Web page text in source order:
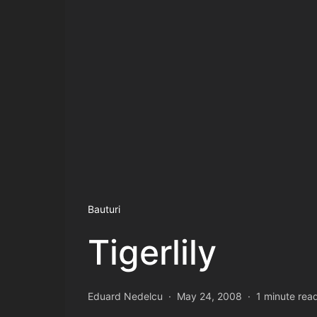
Bauturi
Tigerlily
Eduard Nedelcu May 24, 2008 1 minute